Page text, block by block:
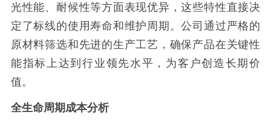
光性能、耐候性等方面表现优异，这些特性直接决
定了标线的使用寿命和维护周期。公司通过严格的
原材料筛选和先进的生产工艺，确保产品在关键性
能指标上达到行业领先水平，为客户创造长期价
值。
全生命周期成本分析